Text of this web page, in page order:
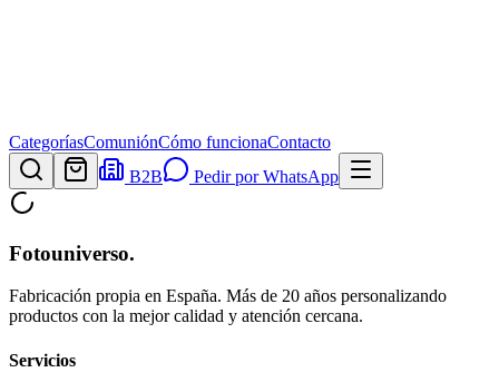
CategoríasComuniónCómo funcionaContacto
B2B
Pedir por WhatsApp
Fotouniverso.
Fabricación propia en España. Más de 20 años personalizando
productos con la mejor calidad y atención cercana.
Servicios